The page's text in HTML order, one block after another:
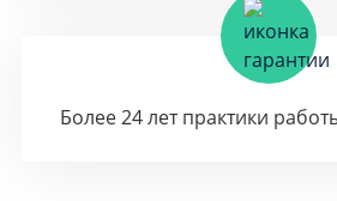
Более 24 лет практики